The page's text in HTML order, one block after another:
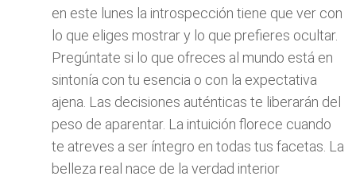
en este lunes la introspección tiene que ver con
lo que eliges mostrar y lo que prefieres ocultar.
Pregúntate si lo que ofreces al mundo está en
sintonía con tu esencia o con la expectativa
ajena. Las decisiones auténticas te liberarán del
peso de aparentar. La intuición florece cuando
te atreves a ser íntegro en todas tus facetas. La
belleza real nace de la verdad interior